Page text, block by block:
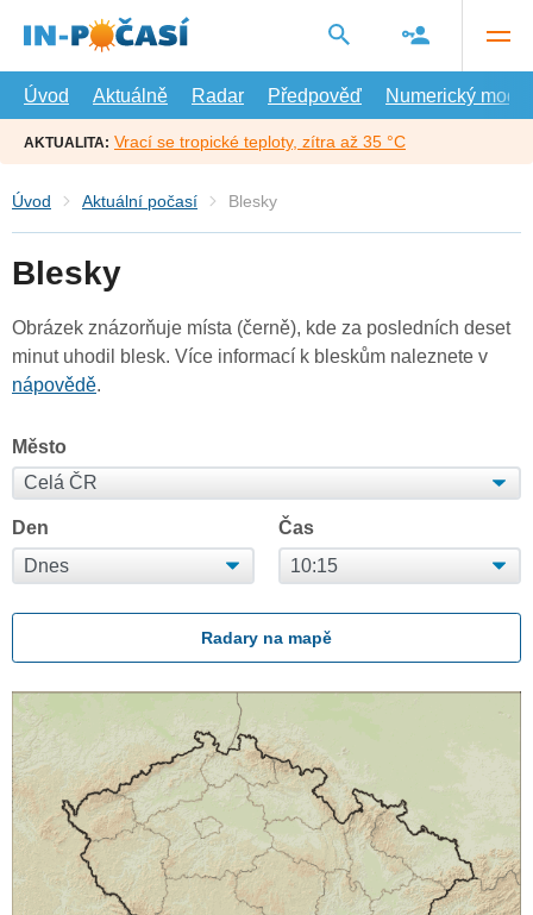
hlavní
Úvod
Aktuálně Radar Předpověď Numerický model
AKTUALITA: Vrací se tropické teploty, zítra až 35 °C
Úvod Aktuální počasí Blesky
Blesky
Obrázek znázorňuje místa (černě), kde za posledních deset
minut uhodil blesk. Více informací k bleskům naleznete v
nápovědě.
Město
Den Čas
Radary na mapě